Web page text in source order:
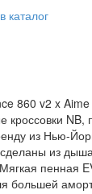
каталог
860 v2 x
кроссовки
из Нью-
из
пенная
большей